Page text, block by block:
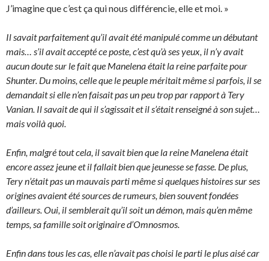
J’imagine que c’est ça qui nous différencie, elle et moi. »
Il savait parfaitement qu’il avait été manipulé comme un débutant
mais… s’il avait accepté ce poste, c’est qu’à ses yeux, il n’y avait
aucun doute sur le fait que Manelena était la reine parfaite pour
Shunter. Du moins, celle que le peuple méritait même si parfois, il se
demandait si elle n’en faisait pas un peu trop par rapport à Tery
Vanian. Il savait de qui il s’agissait et il s’était renseigné à son sujet…
mais voilà quoi.
Enfin, malgré tout cela, il savait bien que la reine Manelena était
encore assez jeune et il fallait bien que jeunesse se fasse. De plus,
Tery n’était pas un mauvais parti même si quelques histoires sur ses
origines avaient été sources de rumeurs, bien souvent fondées
d’ailleurs. Oui, il semblerait qu’il soit un démon, mais qu’en même
temps, sa famille soit originaire d’Omnosmos.
Enfin dans tous les cas, elle n’avait pas choisi le parti le plus aisé car